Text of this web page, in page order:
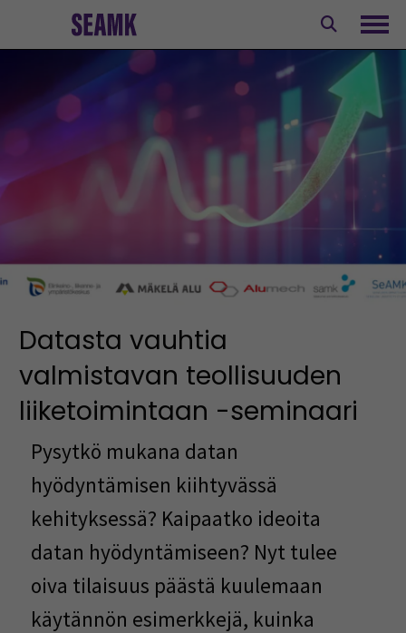
Datasta vauhtia
valmistavan teollisuuden
liiketoimintaan -seminaari
Pysytkö mukana datan
hyödyntämisen kiihtyvässä
kehityksessä? Kaipaatko ideoita
datan hyödyntämiseen? Nyt tulee
oiva tilaisuus päästä kuulemaan
käytännön esimerkkejä, kuinka